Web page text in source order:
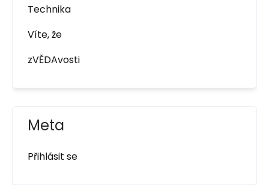
Technika
Víte, že
zVĚDAvosti
Meta
Přihlásit se